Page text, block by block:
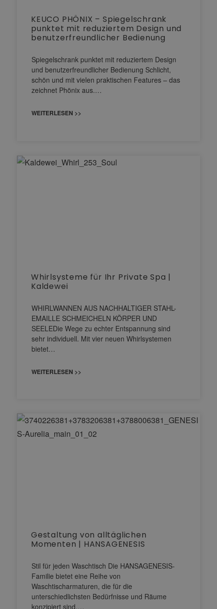
KEUCO PHÖNIX – Spiegelschrank
punktet mit reduziertem Design und
benutzerfreundlicher Bedienung
Spiegelschrank punktet mit reduziertem Design
und benutzerfreundlicher Bedienung Schlicht,
schön und mit vielen praktischen Features – das
zeichnet Phönix aus.…
WEITERLESEN >>
Whirlsysteme für Ihr Private Spa |
Kaldewei
WHIRLWANNEN AUS NACHHALTIGER STAHL-
EMAILLE SCHMEICHELN KÖRPER UND
SEELEDie Wege zu echter Entspannung sind
sehr individuell. Mit vier neuen Whirlsystemen
bietet…
WEITERLESEN >>
Gestaltung von alltäglichen
Momenten | HANSAGENESIS
Stil für jeden Waschtisch Die HANSAGENESIS-
Familie bietet eine Reihe von
Waschtischarmaturen, die für die
unterschiedlichsten Bedürfnisse und Räume
konzipiert sind.…